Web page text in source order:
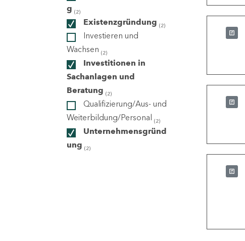
g (2)
Existenzgründung (2)
Investieren und
Wachsen (2)
Investitionen in
Sachanlagen und
Beratung (2)
Qualifizierung/Aus- und
Weiterbildung/Personal (2)
Unternehmensgründ
ung (2)